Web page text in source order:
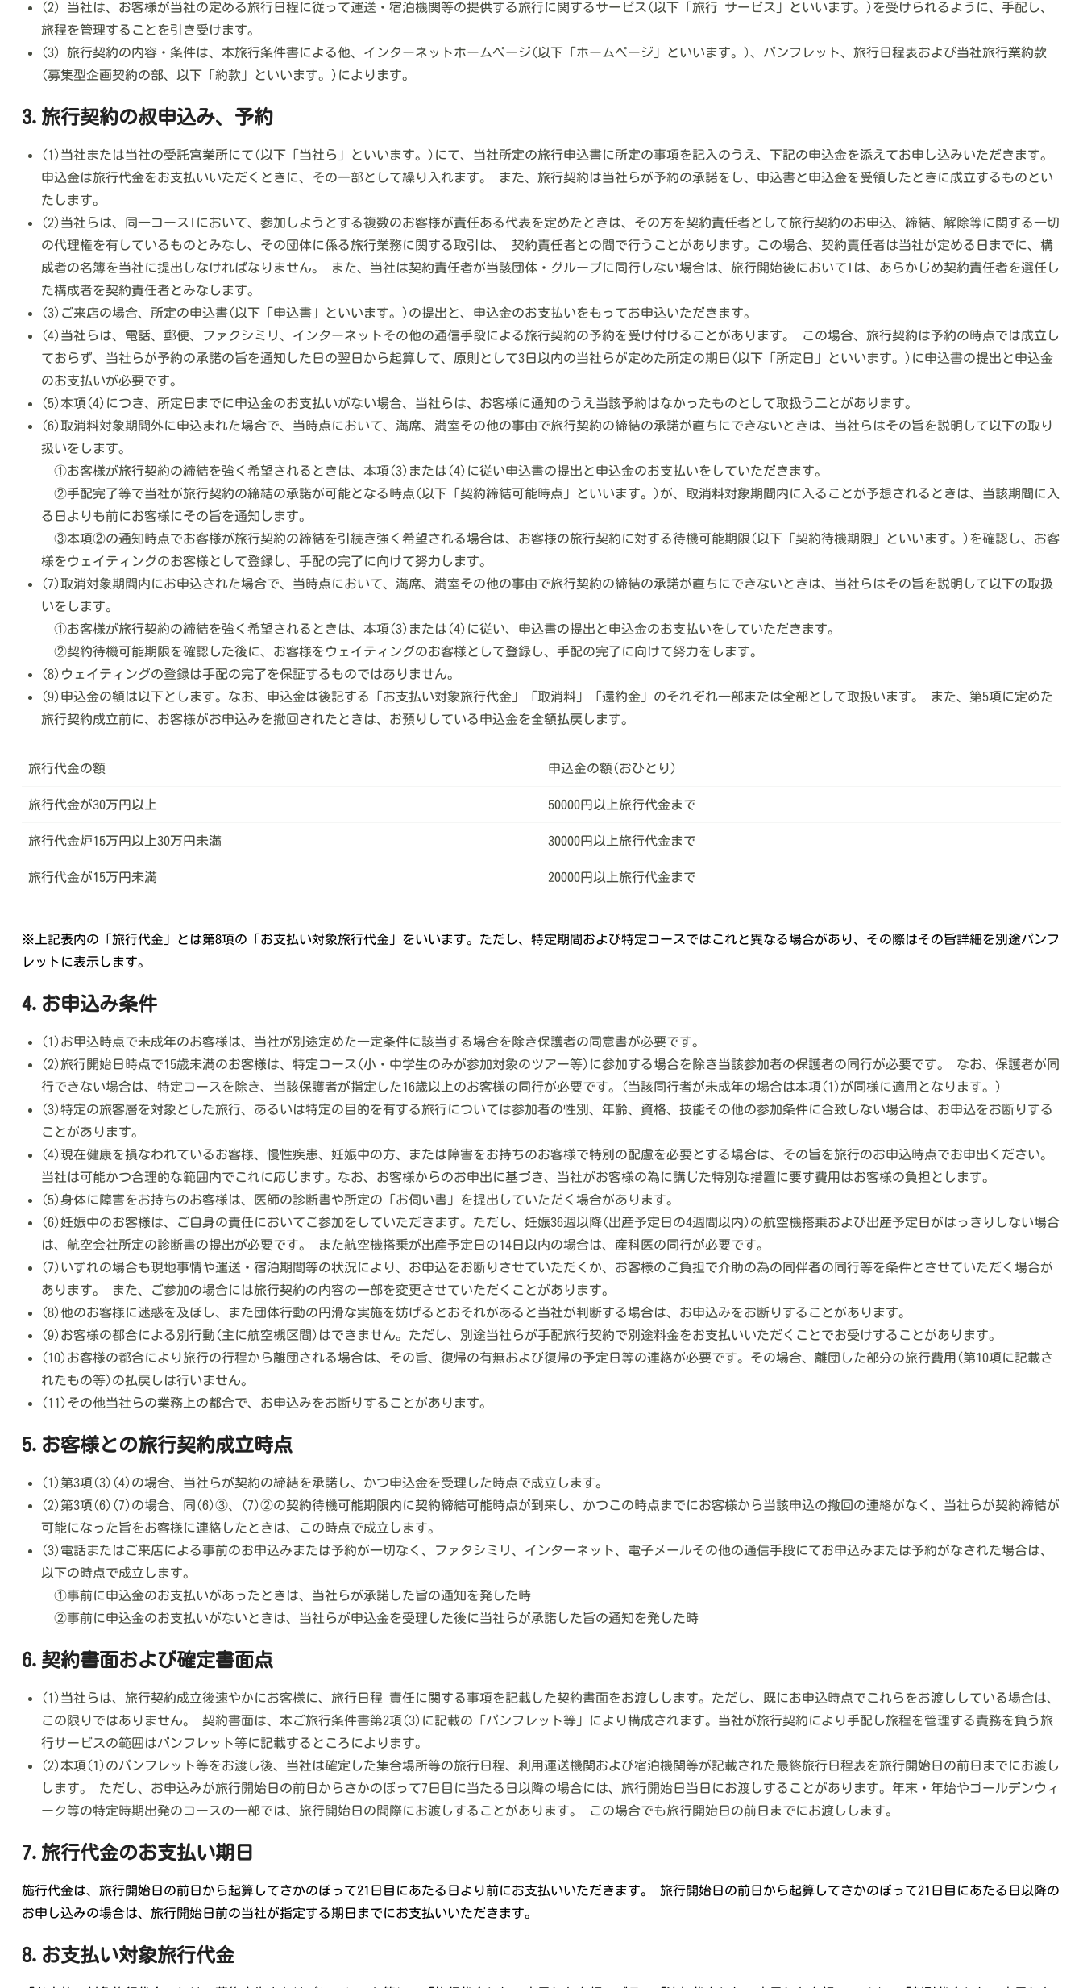
(2) 当社は、お客様が当社の定める旅行日程に従って運送・宿泊機関等の提供する旅行に関するサーピス(以下「旅行 サービス」といいます。)を受けられるように、手配し、
旅程を管理することを引き受けます。
(3) 旅行契約の内容・条件は、本旅行条件書による他、インターネットホームページ(以下「ホームページ」といいます。)、パンフレット、旅行日程表および当社旅行業約款
(募集型企画契約の部、以下「約款」といいます。)によります。
3.旅行契約の叔申込み、予約
(1)当社または当社の受託宮業所にて(以下「当社ら」といいます。)にて、当社所定の旅行申込書に所定の事項を記入のうえ、下記の申込金を添えてお申し込みいただきます。
申込金は旅行代金をお支払いいただくときに、その一部として繰り入れます。 また、旅行契約は当社らが予約の承諾をし、申込書と申込金を受領したときに成立するものとい
たします。
(2)当社らは、同一コースIにおいて、参加しようとする複数のお客様が責任ある代表を定めたときは、その方を契約責任者として旅行契約のお申込、締結、解除等に関する一切
の代理権を有しているものとみなし、その団体に係る旅行業務に関する取引は、 契約責任者との間で行うことがあります。この場合、契約責任者は当社が定める日までに、構
成者の名簿を当社に提出しなければなりません。 また、当社は契約責任者が当該団体・グループに同行しない場合は、旅行開始後においてIは、あらかじめ契約責任者を選任し
た構成者を契約責任者とみなします。
(3)ご来店の場合、所定の申込書(以下「申込書」といいます。)の提出と、申込金のお支払いをもってお申込いただきます。
(4)当社らは、電話、郵便、ファクシミリ、インターネットその他の通信手段による旅行契約の予約を受け付けることがあります。 この場合、旅行契約は予約の時点では成立し
ておらず、当社らが予約の承諾の旨を通知した日の翌日から起算して、原則として3日以内の当社らが定めた所定の期日(以下「所定日」といいます。)に申込書の提出と申込金
のお支払いが必要です。
(5)本項(4)につき、所定日までに申込金のお支払いがない場合、当社らは、お客様に通知のうえ当該予約はなかったものとして取扱う二とがあります。
(6)取消料対象期間外に申込まれた場合で、当時点において、満席、満室その他の事由で旅行契約の締結の承諾が直ちにできないときは、当社らはその旨を説明して以下の取り
扱いをします。
①お客様が旅行契約の締結を強く希望されるときは、本項(3)または(4)に従い申込書の提出と申込金のお支払いをしていただきます。
②手配完了等で当社が旅行契約の締結の承諾が可能となる時点(以下「契約締結可能時点」といいます。)が、取消料対象期間内に入ることが予想されるときは、当該期間に入
る日よりも前にお客様にその旨を通知します。
③本項②の通知時点でお客様が旅行契約の締結を引続き強く希望される場合は、お客様の旅行契約に対する待機可能期限(以下「契約待機期限」といいます。)を確認し、お客
様をウェイティングのお客様として登録し、手配の完了に向けて努力します。
(7)取消対象期間内にお申込された場合で、当時点において、満席、満室その他の事由で旅行契約の締結の承諾が直ちにできないときは、当社らはその旨を説明して以下の取扱
いをします。
①お客様が旅行契約の締結を強く希望されるときは、本項(3)または(4)に従い、申込書の提出と申込金のお支払いをしていただきます。
②契約待機可能期限を確認した後に、お客様をウェイティングのお客様として登録し、手配の完了に向けて努力をします。
(8)ウェイティングの登録は手配の完了を保証するものではありません。
(9)申込金の額は以下とします。なお、申込金は後記する「お支払い対象旅行代金」「取消料」「還約金」のそれぞれ一部または全部として取扱います。 また、第5項に定めた
旅行契約成立前に、お客様がお申込みを撤回されたときは、お預りしている申込金を全額払戻します。
旅行代金の額 申込金の額(おひとり)
旅行代金が30万円以上 50000円以上旅行代金まで
旅行代金炉15万円以上30万円未満 30000円以上旅行代金まで
旅行代金が15万円未満 20000円以上旅行代金まで
※上記表内の「旅行代金」とは第8項の「お支払い対象旅行代金」をいいます。ただし、特定期間および特定コースではこれと異なる場合があり、その際はその旨詳細を別途パンフ
レットに表示します。
4.お申込み条件
(1)お甲込時点で未成年のお客様は、当社が別途定めた一定条件に該当する場合を除き保護者の同意書が必要です。
(2)旅行開始日時点で15歳未満のお客様は、特定コース(小・中学生のみが参加対象のツアー等)に参加する場合を除き当該参加者の保護者の同行が必要です。 なお、保護者が同
行できない場合は、特定コースを除き、当該保護者が指定した16歳以上のお客様の同行が必要です。(当該同行者が未成年の場合は本項(1)が同様に適用となります。)
(3)特定の旅客層を対象とした旅行、あるいは特定の目的を有する旅行については参加者の性別、年齢、資格、技能その他の参加条件に合致しない場合は、お申込をお断りする
ことがあります。
(4)現在健康を損なわれているお客様、慢性疾患、妊娠中の方、または障害をお持ちのお客様で特別の配慮を必要とする場合は、その旨を旅行のお申込時点でお申出ください。
当社は可能かつ合理的な範囲内でこれに応じます。なお、お客様からのお申出に基づき、当社がお客様の為に講じた特別な措置に要す費用はお客様の負担とします。
(5)身体に障害をお持ちのお客様は、医師の診断書や所定の「お伺い書」を提出していただく場合があります。
(6)妊娠中のお客様は、ご自身の責任においてご参加をしていただきます。ただし、妊娠36週以降(出産予定日の4週間以内)の航空機搭乗および出産予定日がはっきりしない場合
は、航空会社所定の診断書の提出が必要です。 また航空機搭乗が出産予定日の14日以内の場合は、産科医の同行が必要です。
(7)いずれの場合も現地事情や運送・宿泊期間等の状況により、お申込をお断りさせていただくか、お客様のご負担で介助の為の同伴者の同行等を条件とさせていただく場合が
あります。 また、ご参加の場合には旅行契約の内容の一部を変更させていただくことがあります。
(8)他のお客様に迷惑を及ぼし、また団体行動の円滑な実施を妨げるとおそれがあると当社が判断する場合は、お申込みをお断りすることがあります。
(9)お客様の都合による別行動(主に航空槻区間)はできません。ただし、別途当社らが手配旅行契約で別途料金をお支払いいただくことでお受けすることがあります。
(10)お客様の都合により旅行の行程から離団される場合は、その旨、復帰の有無および復帰の予定日等の連絡が必要です。その場合、離団した部分の旅行費用(第10項に記載さ
れたもの等)の払戻しは行いません。
(11)その他当社らの業務上の都合で、お申込みをお断りすることがあります。
5.お客様との旅行契約成立時点
(1)第3項(3)(4)の場合、当社らが契約の締結を承諾し、かつ申込金を受理した時点で成立します。
(2)第3項(6)(7)の場合、同(6)③、(7)②の契約待機可能期限内に契約締結可能時点が到来し、かつこの時点までにお客様から当該申込の撤回の連絡がなく、当社らが契約締結が
可能になった旨をお客様に連絡したときは、この時点で成立します。
(3)電話またはご来店による事前のお申込みまたは予約が一切なく、ファタシミリ、インターネット、電子メールその他の通信手段にてお申込みまたは予約がなされた場合は、
以下の時点で成立します。
①事前に申込金のお支払いがあったときは、当社らが承諾した旨の通知を発した時
②事前に申込金のお支払いがないときは、当社らが申込金を受理した後に当社らが承諾した旨の通知を発した時
6.契約書面および確定書面点
(1)当社らは、旅行契約成立後速やかにお客様に、旅行日程 責任に関する事項を記載した契約書面をお渡しします。ただし、既にお申込時点でこれらをお渡ししている場合は、
この限りではありません。 契約書面は、本ご旅行条件書第2項(3)に記載の「パンフレット等」により構成されます。当社が旅行契約により手配し旅程を管理する責務を負う旅
行サービスの範囲はバンフレット等に記載するところによります。
(2)本項(1)のパンフレット等をお渡し後、当社は確定した集合場所等の旅行日程、利用運送機関および宿泊機関等が記載された最終旅行日程表を旅行開始日の前日までにお渡し
します。 ただし、お申込みが旅行開始日の前日からさかのぼって7日目に当たる日以降の場合には、旅行開始日当日にお渡しすることがあります。年末・年始やゴールデンウィ
ーク等の特定時期出発のコースの一部では、旅行開始日の間際にお渡しすることがあります。 この場合でも旅行開始日の前日までにお渡しします。
7.旅行代金のお支払い期日
施行代金は、旅行開始日の前日から起算してさかのぼって21日目にあたる日より前にお支払いいただきます。 旅行開始日の前日から起算してさかのぼって21日目にあたる日以降の
お申し込みの場合は、旅行開始日前の当社が指定する期日までにお支払いいただきます。
8.お支払い対象旅行代金